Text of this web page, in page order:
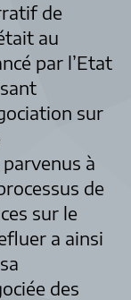
de
au
par l’Etat
sur
à
de
sur le
a ainsi
des